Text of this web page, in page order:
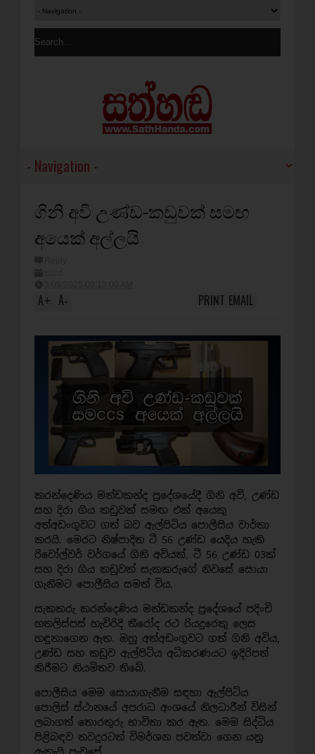
ගිනි අවි උණ්ඩ-කඩුවක් සමඟ
අයෙක් අල්ලයි
A+ A- EMAIL
PRINT
කරන්දෙණිය මන්ඩකන්ද ප්‍රදේශයේදී ගිනි අවි, උණ්ඩ
සහ දිරා ගිය කඩුවක් සමඟ එක් අයෙකු
අත්අඩංගුවට ගත් බව ඇල්පිටිය පොලීසිය වාර්තා
කරයි. මෙරට නිෂ්පාදිත ටී 56 උණ්ඩ යෙදිය හැකි
රිවෝල්වර් වර්ගයේ ගිනි අවියක්, ටී 56 උණ්ඩ 03ක්
සහ දිරා ගිය කඩුවක් සැකකරුගේ නිවසේ සොයා
ගැනීමට පොලීසිය සමත් විය.
සැකකරු කරන්දෙණිය මන්ඩකන්ද ප්‍රදේශයේ පදිංචි
හතලිස්පස් හැවිරිදි තීරෝද රථ රියදුරෙකු ලෙස
හඳුනාගෙන ඇත. ඔහු අත්අඩංගුවට ගත් ගිනි අවිය,
උණ්ඩ සහ කඩුව ඇල්පිටිය අධිකරණයට ඉදිරිපත්
කිරීමට නියමිතව තිබේ.
පොලීසිය මෙම සොයාගැනීම සඳහා ඇල්පිටිය
පොලිස් ස්ථානයේ අපරාධ අංශයේ නිලධාරීන් විසින්
ලබාගත් තොරතුරු භාවිතා කර ඇත. මෙම සිද්ධිය
පිළිබඳව තවදුරටත් විමර්ශන පවත්වා ගෙන යනු